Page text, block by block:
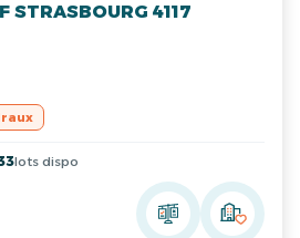
STRASBOURG 4117
lots dispo